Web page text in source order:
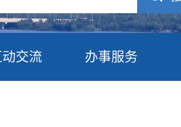
动交流 办事服务